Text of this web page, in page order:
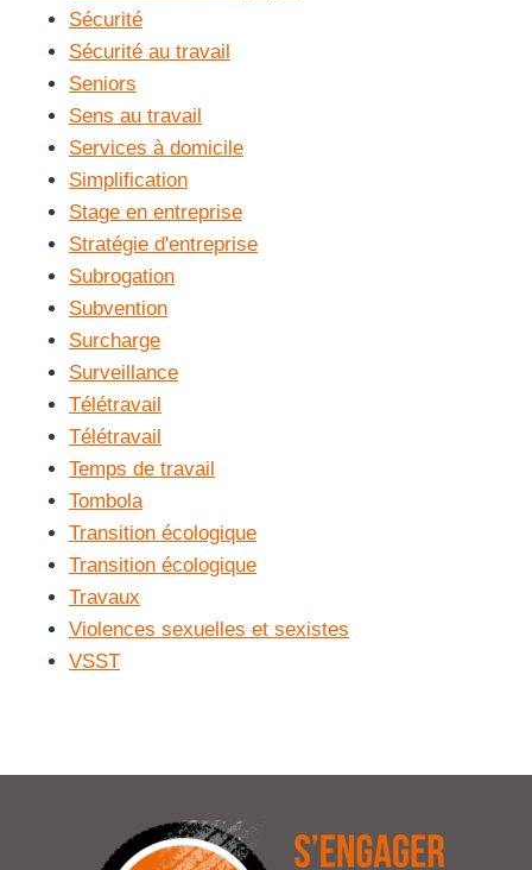
Sécurité
Sécurité au travail
Seniors
Sens au travail
Services à domicile
Simplification
Stage en entreprise
Stratégie d'entreprise
Subrogation
Subvention
Surcharge
Surveillance
Télétravail
Télétravail
Temps de travail
Tombola
Transition écologique
Transition écologique
Travaux
Violences sexuelles et sexistes
VSST